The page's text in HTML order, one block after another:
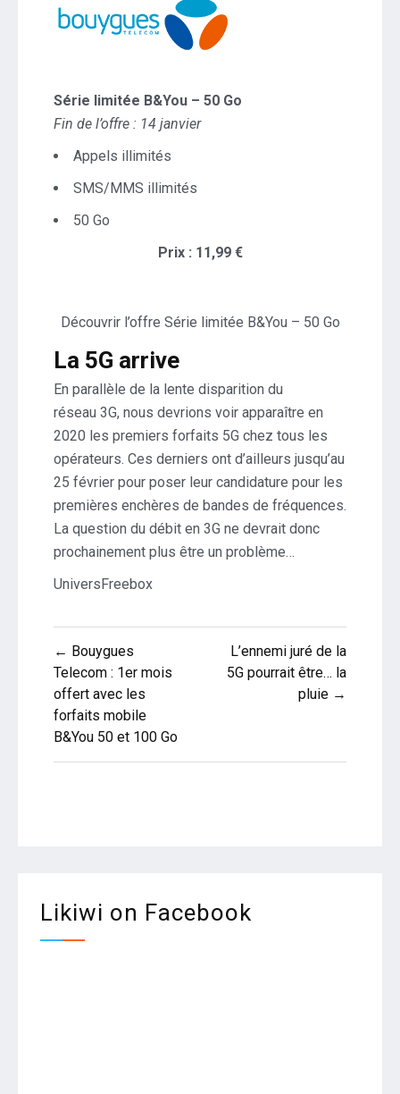
Série limitée B&You – 50 Go
Fin de l’offre : 14 janvier
Appels illimités
SMS/MMS illimités
50 Go
Prix : 11,99 €
Découvrir l’offre Série limitée B&You – 50 Go
La 5G arrive
En parallèle de la lente disparition du
réseau 3G, nous devrions voir apparaître en
2020 les premiers forfaits 5G chez tous les
opérateurs. Ces derniers ont d’ailleurs jusqu’au
25 février pour poser leur candidature pour les
premières enchères de bandes de fréquences.
La question du débit en 3G ne devrait donc
prochainement plus être un problème…
UniversFreebox
Navigation
de
l’article
← Bouygues
Telecom : 1er mois
offert avec les
forfaits mobile
B&You 50 et 100 Go
L’ennemi juré de la
5G pourrait être… la
pluie →
Likiwi on Facebook